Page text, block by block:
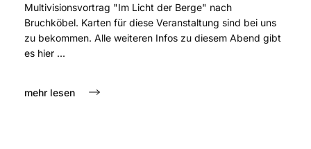
Multivisionsvortrag "Im Licht der Berge" nach
Bruchköbel. Karten für diese Veranstaltung sind bei uns
zu bekommen. Alle weiteren Infos zu diesem Abend gibt
es hier ...
mehr lesen